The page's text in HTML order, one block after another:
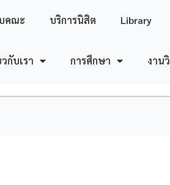
คณะ บริการนิสิต Library
วกับเรา การศึกษา งาน